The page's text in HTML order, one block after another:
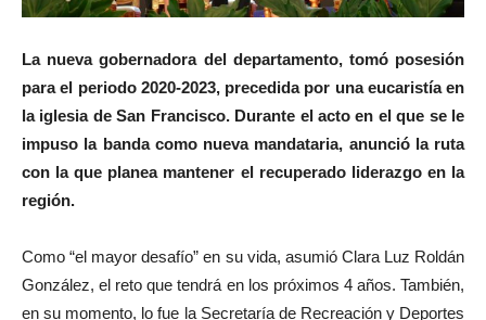
La nueva gobernadora del departamento, tomó posesión
para el periodo 2020-2023, precedida por una eucaristía en
la iglesia de San Francisco. Durante el acto en el que se le
impuso la banda como nueva mandataria, anunció la ruta
con la que planea mantener el recuperado liderazgo en la
región.
Como “el mayor desafío” en su vida, asumió Clara Luz Roldán
González, el reto que tendrá en los próximos 4 años. También,
en su momento, lo fue la Secretaría de Recreación y Deportes